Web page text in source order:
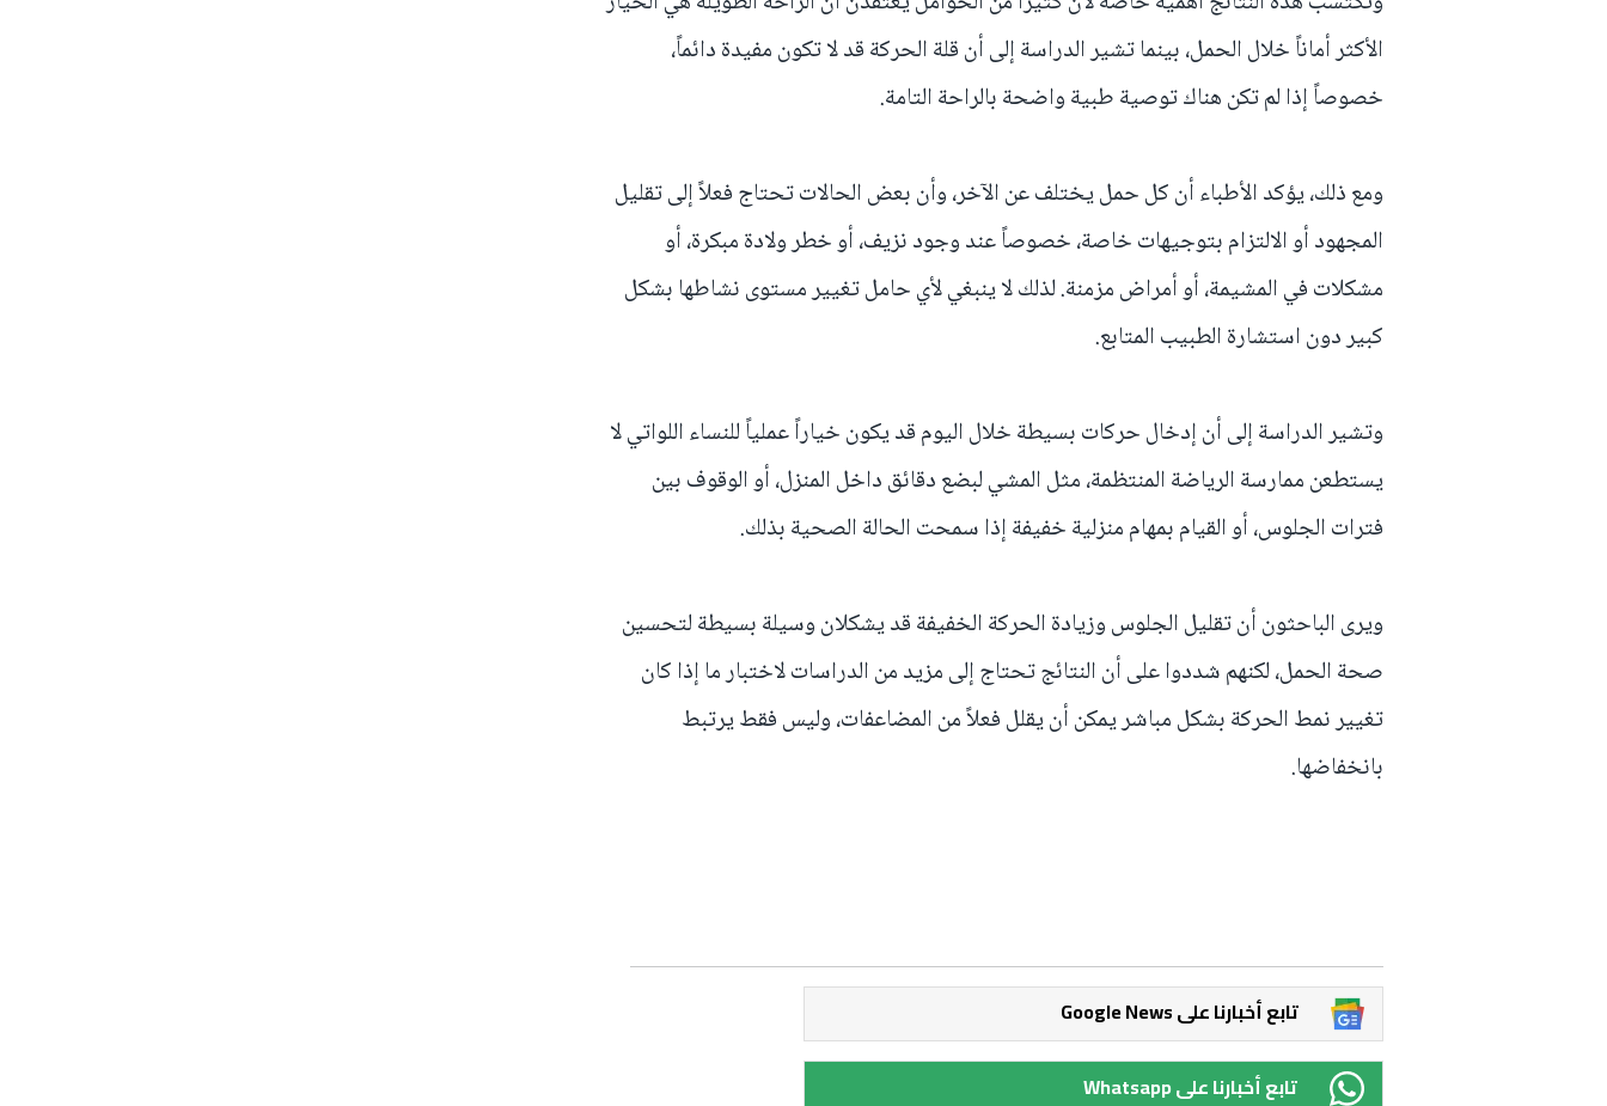
الأكثر أماناً خلال الحمل، بينما تشير الدراسة إلى أن قلة الحركة قد لا تكون مفيدة دائماً،
خصوصاً إذا لم تكن هناك توصية طبية واضحة بالراحة التامة.
ومع ذلك، يؤكد الأطباء أن كل حمل يختلف عن الآخر، وأن بعض الحالات تحتاج فعلاً إلى تقليل
المجهود أو الالتزام بتوجيهات خاصة، خصوصاً عند وجود نزيف، أو خطر ولادة مبكرة، أو
مشكلات في المشيمة، أو أمراض مزمنة. لذلك لا ينبغي لأي حامل تغيير مستوى نشاطها بشكل
كبير دون استشارة الطبيب المتابع.
وتشير الدراسة إلى أن إدخال حركات بسيطة خلال اليوم قد يكون خياراً عملياً للنساء اللواتي لا
يستطعن ممارسة الرياضة المنتظمة، مثل المشي لبضع دقائق داخل المنزل، أو الوقوف بين
فترات الجلوس، أو القيام بمهام منزلية خفيفة إذا سمحت الحالة الصحية بذلك.
ويرى الباحثون أن تقليل الجلوس وزيادة الحركة الخفيفة قد يشكلان وسيلة بسيطة لتحسين
صحة الحمل، لكنهم شددوا على أن النتائج تحتاج إلى مزيد من الدراسات لاختبار ما إذا كان
تغيير نمط الحركة بشكل مباشر يمكن أن يقلل فعلاً من المضاعفات، وليس فقط يرتبط
بانخفاضها.
Google News تابع أخبارنا على
Whatsapp تابع أخبارنا على